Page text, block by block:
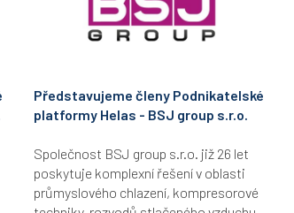
Představujeme členy Podnikatelské
platformy Helas - BSJ group s.r.o.
Společnost BSJ group s.r.o. již 26 let
poskytuje komplexní řešení v oblasti
průmyslového chlazení, kompresorové